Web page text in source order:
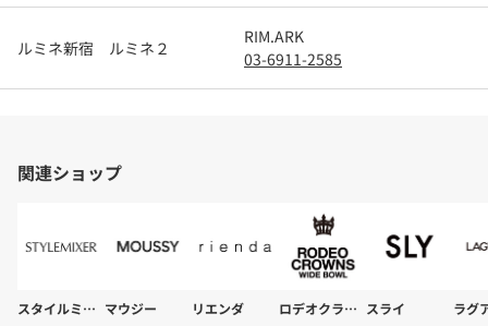
ルミネ新宿 ルミネ２
RIM.ARK
03-6911-2585
関連ショップ
スタイルミキサー マウジー リエンダ ロデオクラウンズ スライ